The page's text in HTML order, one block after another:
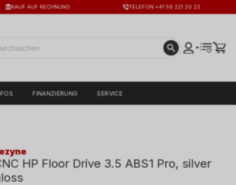
KAUF AUF RECHNUNG TELEFON +41 56 221 20 23
FINANZIERUNG SERVICE
HP Floor Drive 3.5 ABS1 Pro, silver